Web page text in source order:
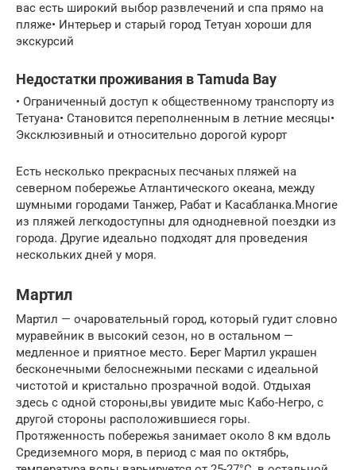
вас есть широкий выбор развлечений и спа прямо на
пляже• Интерьер и старый город Тетуан хороши для
экскурсий
Недостатки проживания в Tamuda Bay
• Ограниченный доступ к общественному транспорту из
Тетуана• Становится переполненным в летние месяцы•
Эксклюзивный и относительно дорогой курорт
Есть несколько прекрасных песчаных пляжей на
северном побережье Атлантического океана, между
шумными городами Танжер, Рабат и Касабланка.Многие
из пляжей легкодоступны для однодневной поездки из
города. Другие идеально подходят для проведения
нескольких дней у моря.
Мартил
Мартил — очаровательный город, который гудит словно
муравейник в высокий сезон, но в остальном —
медленное и приятное место. Берег Мартил украшен
бесконечными белоснежными песками с идеальной
чистотой и кристально прозрачной водой. Отдыхая
здесь с одной стороны,вы увидите мыс Кабо-Негро, с
другой стороны расположившиеся горы.
Протяженность побережья занимает около 8 км вдоль
Средиземного моря, в период с мая по октябрь,